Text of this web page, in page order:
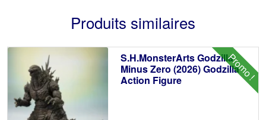
Produits similaires
Promo !
S.H.MonsterArts Godzilla
Minus Zero (2026) Godzilla
Action Figure